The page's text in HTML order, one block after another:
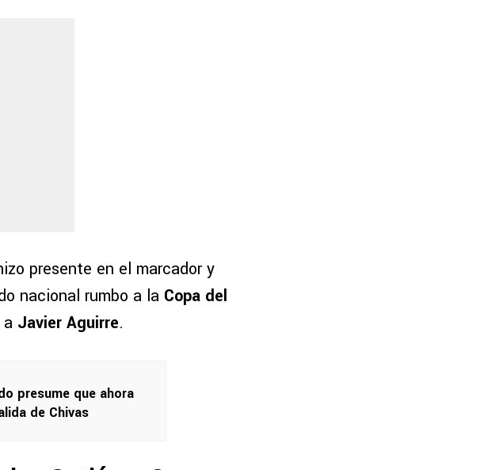
presente en el marcador y
nacional rumbo a la Copa del
Javier Aguirre.
presume que ahora
de Chivas